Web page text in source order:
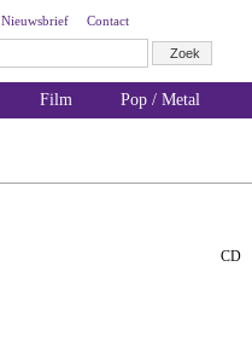
Nieuwsbrief Contact
Film Pop / Metal
CD